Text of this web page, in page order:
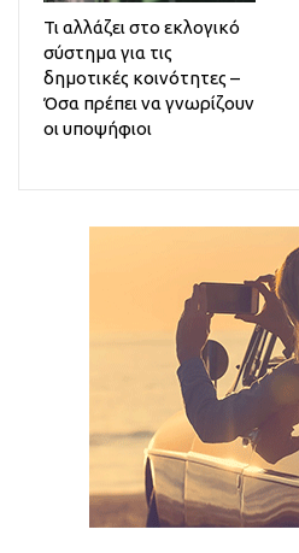
Τι αλλάζει στο εκλογικό
σύστημα για τις
δημοτικές κοινότητες –
Όσα πρέπει να γνωρίζουν
οι υποψήφιοι